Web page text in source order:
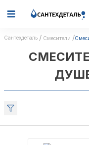
Сантехдеталь Смесители